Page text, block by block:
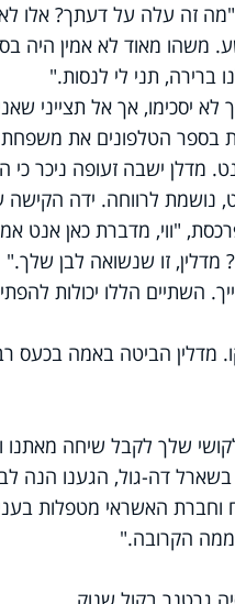
זה עלה על דעתך? אלו
מאוד לא אמין היה
ברירה, תני לי לנסות."
לא יסכימו, אך אל תצייני
בספר הטלפונים את משפחת
מדלן ישבה זעופה ניכר כי
נושמת לרווחה. ידה
"ווי, מדברת כאן אנט
מדלין, זו שנשואה לבן שלך."
השתיים הללו יכולות
הביטה באמה בכעס
שלך לקבל שיחה מאתנו
דה-גול, הגענו הנה
וחברת האשראי מטפלות
הקרובה."